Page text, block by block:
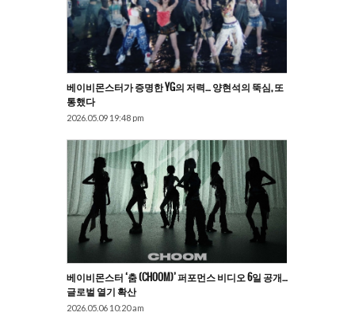
베이비몬스터가 증명한 YG의 저력… 양현석의 뚝심, 또
통했다
2026.05.09 19:48 pm
베이비몬스터 ‘춤 (CHOOM)’ 퍼포먼스 비디오 6일 공개…
글로벌 열기 확산
2026.05.06 10:20 am